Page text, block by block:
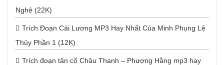
Nghệ (22K)
Trích Đoạn Cải Lương MP3 Hay Nhất Của Minh Phụng Lệ
Thủy Phần 1 (12K)
Trích đoạn tân cổ Châu Thanh – Phượng Hằng mp3 hay